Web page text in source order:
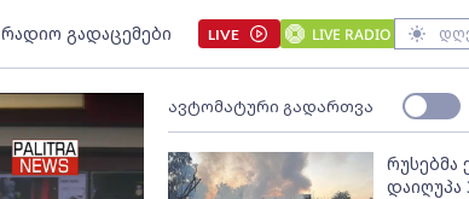
რადიო გადაცემები LIVE LIVE RADIO
ავტომატური გადართვა
რუსებმა
დაიღუპა